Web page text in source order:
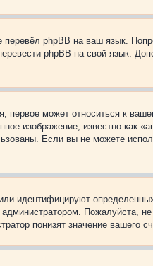
phpBB на ваш язык.
phpBB на свой язык.
может относиться к
изображение, известно как
Если вы не можете
идентифицируют
Пожалуйста,
понизят значение вашего